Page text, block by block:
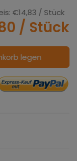
€14,83 / Stück
/ Stück
legen